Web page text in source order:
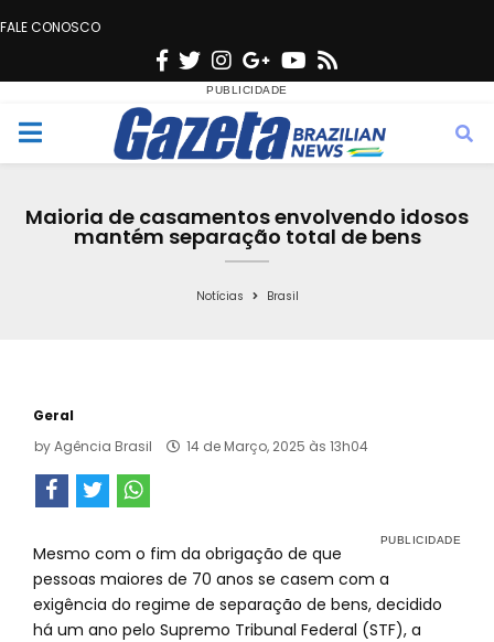
FALE CONOSCO
F
c
e
o
T
w
i
t
e
n
s
t
g
r
a
G
o
o
g
e
Y
u
t
b
s
M
Maioria de casamentos envolvendo idosos
mantém separação total de bens
Notícias Brasil
Geral
byAgência Brasil 14 de Março, 2025 às 13h04
Mesmo com o fim da obrigação de que
pessoas maiores de 70 anos se casem com a
exigência do regime de separação de bens, decidido
há um ano pelo Supremo Tribunal Federal (STF), a